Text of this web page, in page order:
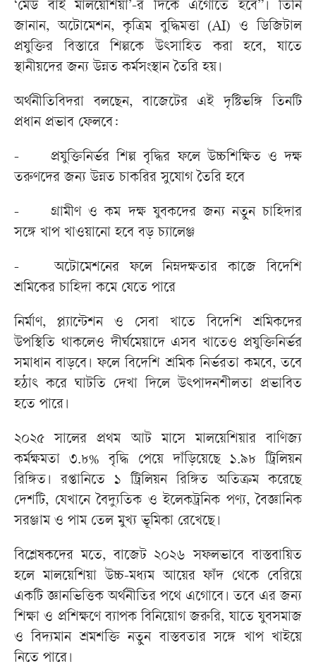
‘মেড বাই মালয়েশিয়া’-র দিকে এগোতে হবে”। তিনি
জানান, অটোমেশন, কৃত্রিম বুদ্ধিমত্তা (AI) ও ডিজিটাল
প্রযুক্তির বিস্তারে শিল্পকে উৎসাহিত করা হবে, যাতে
স্থানীয়দের জন্য উন্নত কর্মসংস্থান তৈরি হয়।
অর্থনীতিবিদরা বলছেন, বাজেটের এই দৃষ্টিভঙ্গি তিনটি
প্রধান প্রভাব ফেলবে:
-
প্রযুক্তিনির্ভর শিল্প বৃদ্ধির ফলে উচ্চশিক্ষিত ও দক্ষ
তরুণদের জন্য উন্নত চাকরির সুযোগ তৈরি হবে
-
গ্রামীণ ও কম দক্ষ যুবকদের জন্য নতুন চাহিদার
সঙ্গে খাপ খাওয়ানো হবে বড় চ্যালেঞ্জ
-
অটোমেশনের ফলে নিম্নদক্ষতার কাজে বিদেশি
শ্রমিকের চাহিদা কমে যেতে পারে
নির্মাণ, প্ল্যান্টেশন ও সেবা খাতে বিদেশি শ্রমিকদের
উপস্থিতি থাকলেও দীর্ঘমেয়াদে এসব খাতেও প্রযুক্তিনির্ভর
সমাধান বাড়বে। ফলে বিদেশি শ্রমিক নির্ভরতা কমবে, তবে
হঠাৎ করে ঘাটতি দেখা দিলে উৎপাদনশীলতা প্রভাবিত
হতে পারে।
২০২৫ সালের প্রথম আট মাসে মালয়েশিয়ার বাণিজ্য
কর্মক্ষমতা ৩.৮% বৃদ্ধি পেয়ে দাঁড়িয়েছে ১.৯৮ ট্রিলিয়ন
রিঙ্গিত। রপ্তানিতে ১ ট্রিলিয়ন রিঙ্গিত অতিক্রম করেছে
দেশটি, যেখানে বৈদ্যুতিক ও ইলেকট্রনিক পণ্য, বৈজ্ঞানিক
সরঞ্জাম ও পাম তেল মুখ্য ভূমিকা রেখেছে।
বিশ্লেষকদের মতে, বাজেট ২০২৬ সফলভাবে বাস্তবায়িত
হলে মালয়েশিয়া উচ্চ-মধ্যম আয়ের ফাঁদ থেকে বেরিয়ে
একটি জ্ঞানভিত্তিক অর্থনীতির পথে এগোবে। তবে এর জন্য
শিক্ষা ও প্রশিক্ষণে ব্যাপক বিনিয়োগ জরুরি, যাতে যুবসমাজ
ও বিদ্যমান শ্রমশক্তি নতুন বাস্তবতার সঙ্গে খাপ খাইয়ে
নিতে পারে।